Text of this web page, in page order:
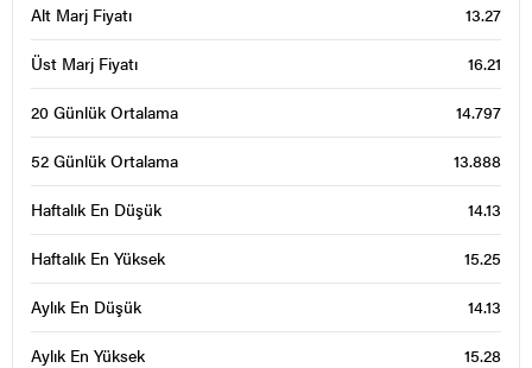
Alt Marj Fiyatı 13.27
Üst Marj Fiyatı 16.21
20 Günlük Ortalama 14.797
52 Günlük Ortalama 13.888
Haftalık En Düşük 14.13
Haftalık En Yüksek 15.25
Aylık En Düşük 14.13
Aylık En Yüksek 15.28